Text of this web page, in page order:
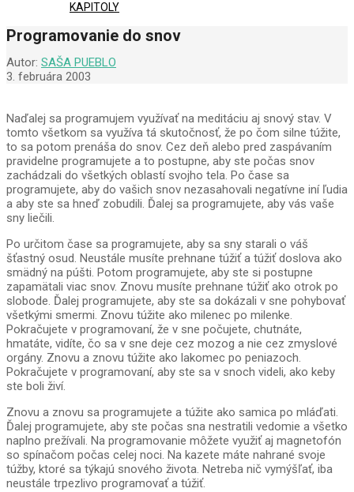
KAPITOLY
Programovanie do snov
Autor: SAŠA PUEBLO
3. februára 2003
Naďalej sa programujem využívať na meditáciu aj snový stav. V
tomto všetkom sa využíva tá skutočnosť, že po čom silne túžite,
to sa potom prenáša do snov. Cez deň alebo pred zaspávaním
pravidelne programujete a to postupne, aby ste počas snov
zachádzali do všetkých oblastí svojho tela. Po čase sa
programujete, aby do vašich snov nezasahovali negatívne iní ľudia
a aby ste sa hneď zobudili. Ďalej sa programujete, aby vás vaše
sny liečili.
Po určitom čase sa programujete, aby sa sny starali o váš
šťastný osud. Neustále musíte prehnane túžiť a túžiť doslova ako
smädný na púšti. Potom programujete, aby ste si postupne
zapamätali viac snov. Znovu musíte prehnane túžiť ako otrok po
slobode. Ďalej programujete, aby ste sa dokázali v sne pohybovať
všetkými smermi. Znovu túžite ako milenec po milenke.
Pokračujete v programovaní, že v sne počujete, chutnáte,
hmatáte, vidíte, čo sa v sne deje cez mozog a nie cez zmyslové
orgány. Znovu a znovu túžite ako lakomec po peniazoch.
Pokračujete v programovaní, aby ste sa v snoch videli, ako keby
ste boli živí.
Znovu a znovu sa programujete a túžite ako samica po mláďati.
Ďalej programujete, aby ste počas sna nestratili vedomie a všetko
naplno prežívali. Na programovanie môžete využiť aj magnetofón
so spínačom počas celej noci. Na kazete máte nahrané svoje
túžby, ktoré sa týkajú snového života. Netreba nič vymýšľať, iba
neustále trpezlivo programovať a túžiť.